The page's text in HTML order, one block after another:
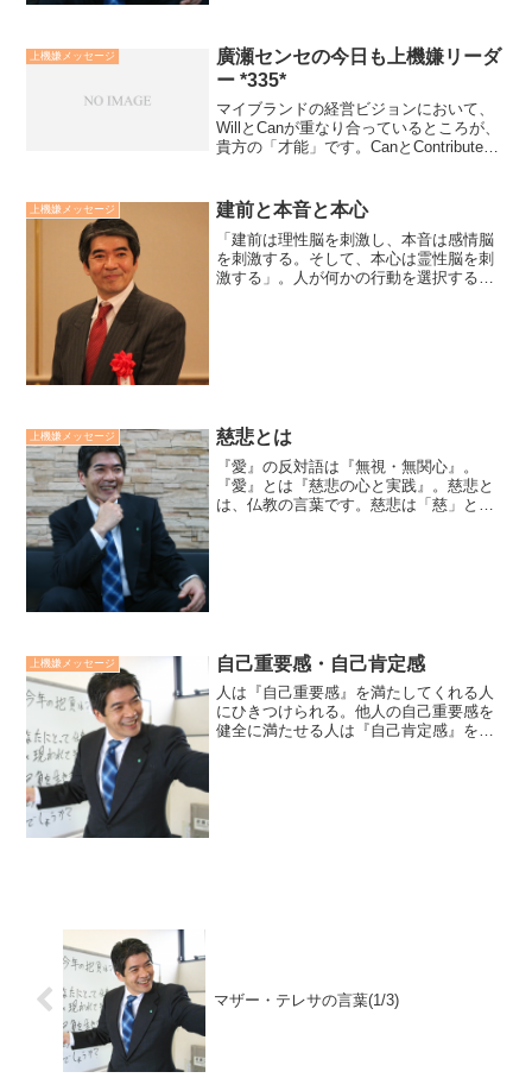
上機嫌メッセージ
廣瀬センセの今日も上機嫌リーダ
ー *335*
マイブランドの経営ビジョンにおいて、
WillとCanが重なり合っているところが、
貴方の「才能」です。CanとContributeが
り合う「理念・ビジョン」...
上機嫌メッセージ 建前と本音と本心
「建前は理性脳を刺激し、本音は感情脳
を刺激する。そして、本心は霊性脳を刺
激する」。人が何かの行動を選択する
上機嫌メッセージ 慈悲とは
『愛』の反対語は『無視・無関心』。
『愛』とは『慈悲の心と実践』。慈悲と
は、仏教の言葉です。慈悲は「慈」と
上機嫌メッセージ 自己重要感・自己肯定感
人は『自己重要感』を満たしてくれる人
にひきつけられる。他人の自己重要感を
健全に満たせる人は『自己肯定感』を満
マザー・テレサの言葉(1/3)